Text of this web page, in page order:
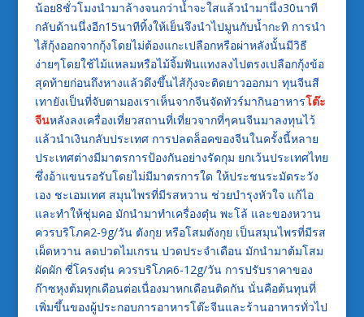
น้อย8ชั่วโมงนำมาล้างจนกว่าน้ำจะใสแล้วนำมานึ่ง30นาที
กลับด้านนึ่งอีก15นาทีทิ้งให้เย็นจึงนำไปมูนกับน้ำกะทิ การนำ
ไส้กุ้งออกจากกุ้งโดยไม่ต้องแกะเปลือกหรือผ่าหลังนั้นมีวิธี
ง่ายๆโดยใช้ไม้แหลมหรือไม้จิ้มฟันแทงลงไปตรงเปลือกกุ้งข้อ
สุดท้ายก่อนถึงหางแล้วดึงขึ้นไส้กุ้งจะติดยาวออกมา ทุนจีนสี
เทายังเป็นที่จับตามองเราเห็นจากจีนจัดทัวร์มากินอาหารโต๊ะ
จีนหลังลงเครื่องเที่ยวสถานที่เที่ยวจากที่ๆคนจีนมาลงทุนไว้
แล้วนำเงินกลับประเทศ การปลดล็อคของจีนในครั้งนี้หลาย
ประเทศต่างมีมาตรการป้องกันอย่างรัดกุม ยกเว้นประเทศไทย
ซึ่งอ้าแขนรอรับโดยไม่มีมาตรการใด ให้ประชนระมัดระวัง
เอง ชะเอมเทศ สมุนไพรที่มีรสหวาน ช่วยบำรุงหัวใจ แก้ไอ
และทำให้ชุ่มคอ มักนำมาทำเครื่องตุ๋น พะโล้ และของหวาน
ควรบริโภค2-9g/วัน ตังกุย หรือโสมตังกุย เป็นสมุนไพรที่มีรส
เผ็ดหวาน ลดปวดไมเกรน ปวดประจำเดือน มักนำมาต้มโสม
ผัดผัก ซี่โครงตุ๋น ควรบริโภค6-12g/วัน การปรับราคาของ
ก๊าซหุงต้มทุกเดือนต่อเนื่องมาหกเดือนติดกัน นั่นคือต้นทุนที่
เพิ่มขึ้นของผู้ประกอบการอาหารโต๊ะจีนและร้านอาหารทั่วไป